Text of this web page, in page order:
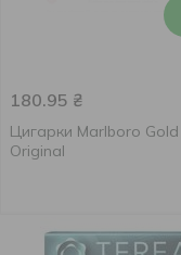
180.95 ₴
Цигарки Marlboro Gold
Original